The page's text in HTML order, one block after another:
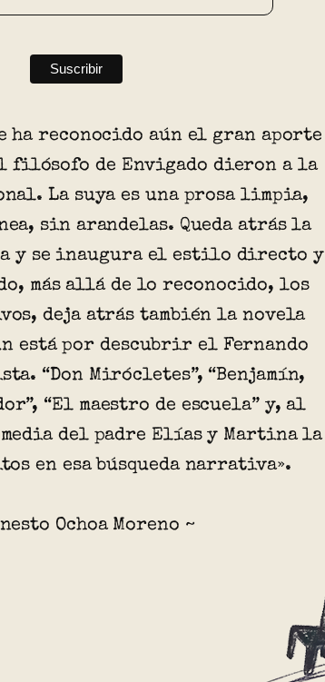
ha reconocido aún el gran aporte
filósofo de Envigado dieron a la
La suya es una prosa limpia,
sin arandelas. Queda atrás la
y se inaugura el estilo directo y
más allá de lo reconocido, los
deja atrás también la novela
está por descubrir el Fernando
“Don Mirócletes”, “Benjamín,
“El maestro de escuela” y, al
del padre Elías y Martina la
en esa búsqueda narrativa».
Ochoa Moreno ~